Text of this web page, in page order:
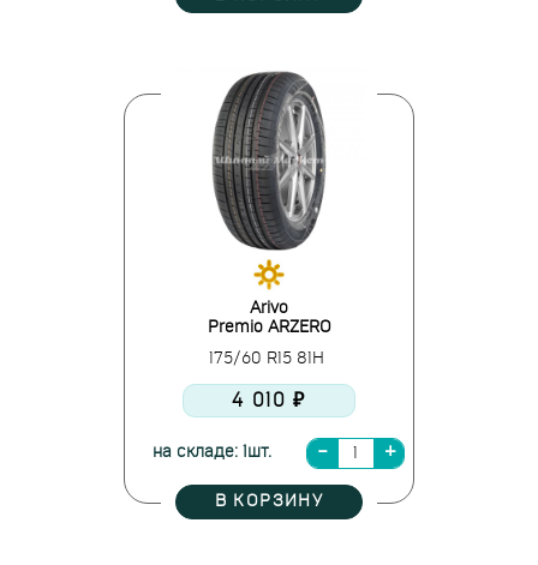
Arivo
Premio ARZERO
175/60 R15 81H
4 010 ₽
на складе: 1шт.
В КОРЗИНУ